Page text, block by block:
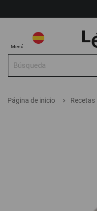
Menú
Buscar
Seleccionar
Seleccionar tienda
Página de inicio Recetas